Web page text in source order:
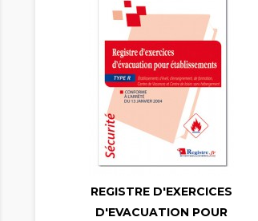


REGISTRE D'EXERCICES
D'EVACUATION POUR